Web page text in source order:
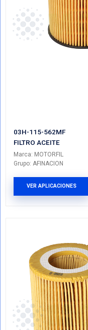
03H-115-562MF
FILTRO ACEITE
Marca: MOTORFIL
Grupo: AFINACION